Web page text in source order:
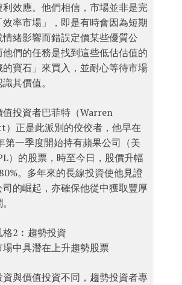
利效應。他們相信，市場並非是完
效率市場」，即是有時會因為短期
情緒影響而錯誤定價某些優質公
他們的任務是找到這些低估估值的
的寶石」來買入，並耐心等待市場
其價值。
值投資者巴菲特（Warren
正是此派別的佼佼者，他早在
第一季度開始持有蘋果公司（美
）的股票，時至今日，股價升幅
。多年來的長線投資使他見證
司的崛起，亦確保他從中獲取豐厚
格2︰趨勢投資
場中具潛在上升趨勢股票
資與價值投資不同，趨勢投資者專